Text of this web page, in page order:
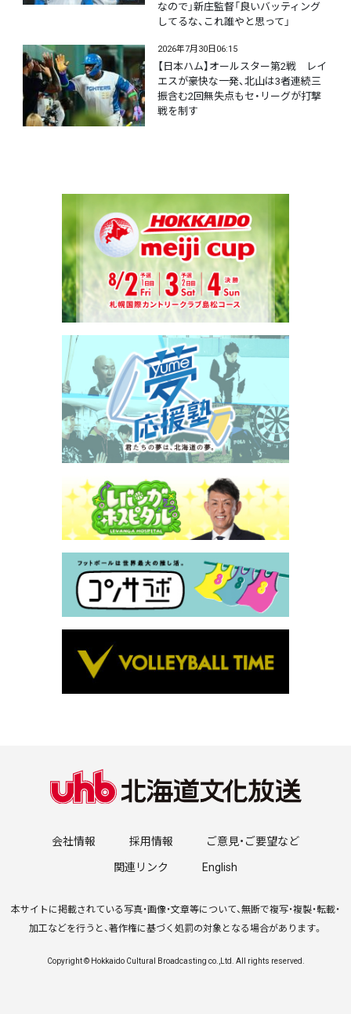
なので」新庄監督「良いバッティング
してるな、これ誰やと思って」
2026年7月30日06:15
【日本ハム】オールスター第2戦 レイ
エスが豪快な一発、北山は3者連続三
振含む2回無失点もセ・リーグが打撃
戦を制す
会社情報 採用情報 ご意見・ご要望など
関連リンク English
本サイトに掲載されている写真・画像・文章等について、無断で複写・複製・転載・
加工などを行うと、著作権に基づく処罰の対象となる場合があります。
Copyright © Hokkaido Cultural Broadcasting co.,Ltd. All rights reserved.